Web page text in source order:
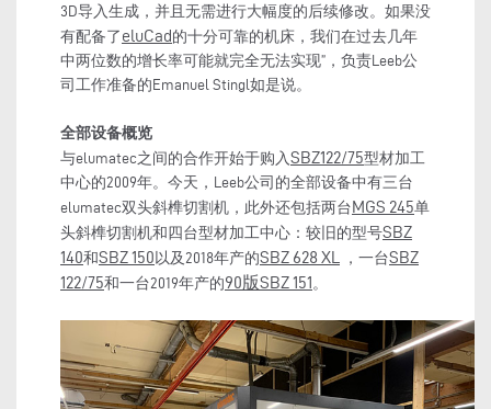
3D导入生成，并且无需进行大幅度的后续修改。如果没
有配备了 eluCad的十分可靠的机床，我们在过去几年
中两位数的增长率可能就完全无法实现”，负责Leeb公
司工作准备的Emanuel Stingl如是说。
全部设备概览
与elumatec之间的合作开始于购入 SBZ122/75型材加工
中心的2009年。今天，Leeb公司的全部设备中有三台
elumatec双头斜榫切割机，此外还包括两台MGS 245单
头斜榫切割机和四台型材加工中心：较旧的型号SBZ
140和SBZ 150 以及2018年产的SBZ 628 XL ，一台SBZ
122/75和一台2019年产的90版SBZ 151 。